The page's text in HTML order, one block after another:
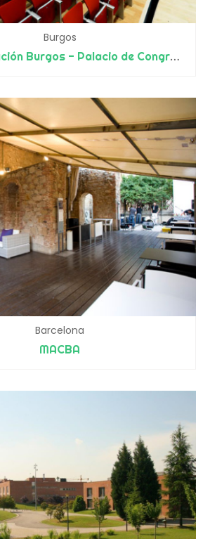
Burgos
Fórum Evolución Burgos - Palacio de Congresos
Barcelona
MACBA